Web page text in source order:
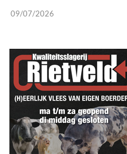
09/07/2026